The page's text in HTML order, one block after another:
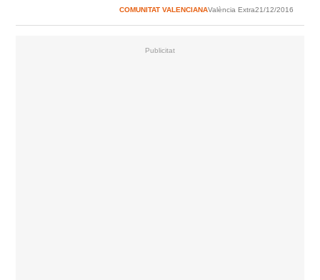
COMUNITAT VALENCIANAValència Extra21/12/2016